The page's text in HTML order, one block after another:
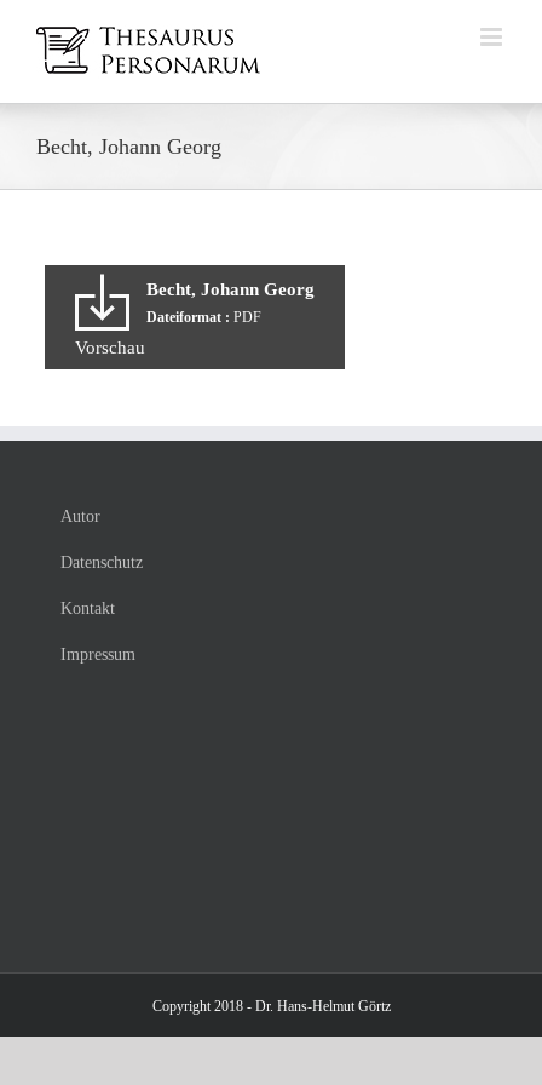
Inhalt
springen
Becht, Johann Georg
Becht, Johann Georg
Dateiformat : PDF
Vorschau
Autor
Datenschutz
Kontakt
Impressum
Copyright 2018 - Dr. Hans-Helmut Görtz